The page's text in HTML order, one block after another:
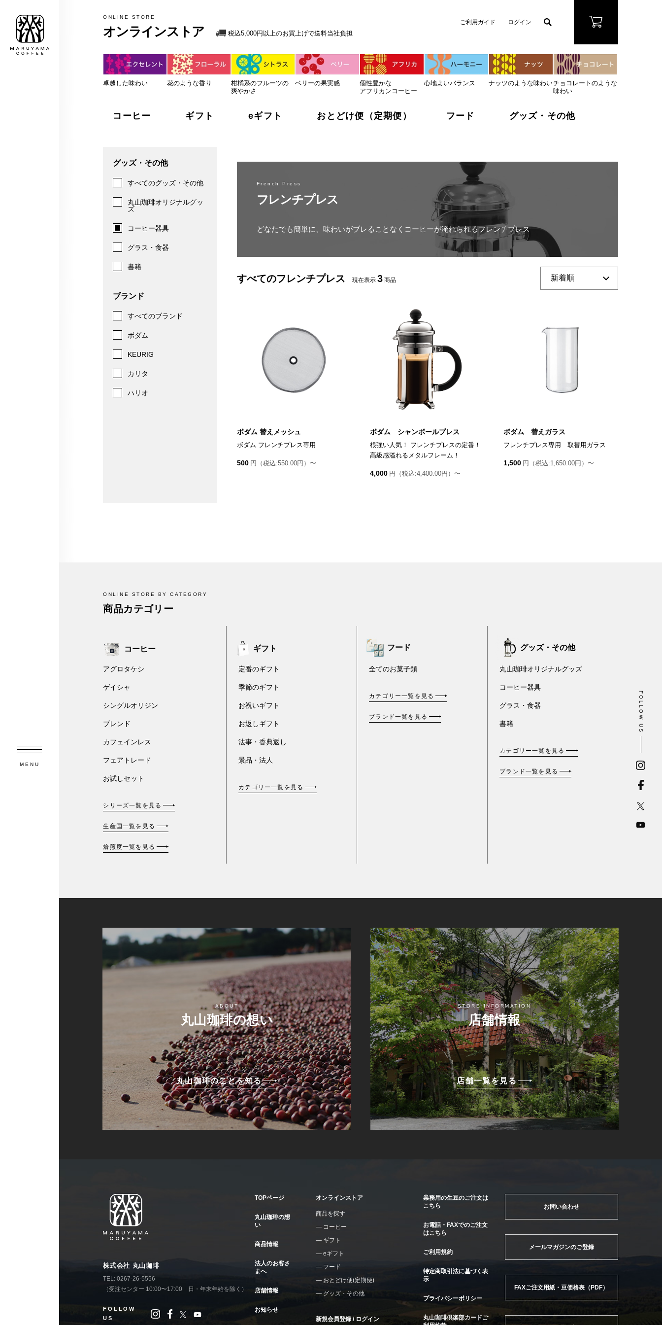
税込5,000円以上のお買上げで送料当社負担
MARUYAMA COFFEE
MENU
ONLINE STORE
オンラインストア 税込5,000円以上のお買上げで送料当社負担
ご利用ガイド ログイン
卓越した味わい 花のような香り
柑橘系のフルーツの
爽やかさ
ベリーの果実感
個性豊かな
アフリカンコーヒー
心地よいバランス ナッツのような味わいチョコレートのような
味わい
コーヒー ギフト eギフト おとどけ便（定期便） フード グッズ・その他
グッズ・その他
すべてのグッズ・その他
丸山珈琲オリジナルグッ
ズ
コーヒー器具
グラス・食器
書籍
ブランド
すべてのブランド
ボダム
KEURIG
カリタ
ハリオ
French Press
フレンチプレス
どなたでも簡単に、味わいがブレることなくコーヒーが淹れられるフレンチプレス
すべてのフレンチプレス 現在表示 3 商品
ボダム 替えメッシュ
ボダム フレンチプレス専用
500 円（税込:550.00円）〜
ボダム シャンボールプレス
根強い人気！ フレンチプレスの定番！
高級感溢れるメタルフレーム！
4,000 円（税込:4,400.00円）〜
ボダム 替えガラス
フレンチプレス専用 取替用ガラス
1,500 円（税込:1,650.00円）〜
ONLINE STORE BY CATEGORY
商品カテゴリー
コーヒー
アグロタケシ
ゲイシャ
シングルオリジン
ブレンド
カフェインレス
フェアトレード
お試しセット
シリーズ一覧を見る
生産国一覧を見る
焙煎度一覧を見る
ギフト
定番のギフト
季節のギフト
お祝いギフト
お返しギフト
法事・香典返し
景品・法人
カテゴリー一覧を見る
フード
全てのお菓子類
カテゴリー一覧を見る
ブランド一覧を見る
グッズ・その他
丸山珈琲オリジナルグッズ
コーヒー器具
グラス・食器
書籍
カテゴリー一覧を見る
ブランド一覧を見る
ABOUT
丸山珈琲の想い
丸山珈琲のことを知る
STORE INFORMATION
店舗情報
店舗一覧を見る
株式会社 丸山珈琲
TEL: 0267-26-5556
（受注センター 10:00〜17:00 日・年末年始を除く）
FOLLOW
US
TOPページ
丸山珈琲の想
い
商品情報
法人のお客さ
まへ
店舗情報
お知らせ
オンラインストア
商品を探す
コーヒー
ギフト
eギフト
フード
おとどけ便(定期便)
グッズ・その他
新規会員登録 / ログイン
業務用の生豆のご注文は
こちら
お電話・FAXでのご注文
はこちら
ご利用規約
特定商取引法に基づく表
示
プライバシーポリシー
丸山珈琲倶楽部カードご
お問い合わせ
メールマガジンのご登録
FAXご注文用紙・豆価格表（PDF）
FOLLOW US